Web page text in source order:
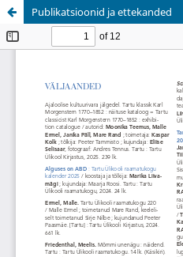
Publikatsioonid ja ettekanded